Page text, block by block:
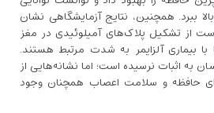
ببرد. همچنین، نتایج آزمایشگاهی نشان
از تشکیل پلاک‌های آمیلوئیدی در مغز
بیماری آلزایمر به شدت مرتبط هستند.
به اثبات نرسیده است؛ اما نشانه‌هایی از
حافظه و سلامت اعصاب همچنان وجود